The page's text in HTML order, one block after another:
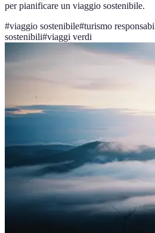
per pianificare un viaggio sostenibile.
#viaggio sostenibile#turismo
sostenibili#viaggi verdi